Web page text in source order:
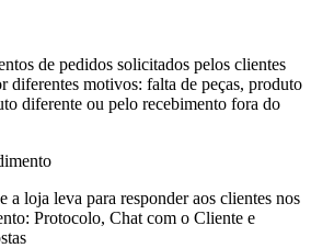
de pedidos solicitados pelos clientes
diferentes motivos: falta de peças, produto
diferente ou pelo recebimento fora do
a loja leva para responder aos clientes nos
Protocolo, Chat com o Cliente e